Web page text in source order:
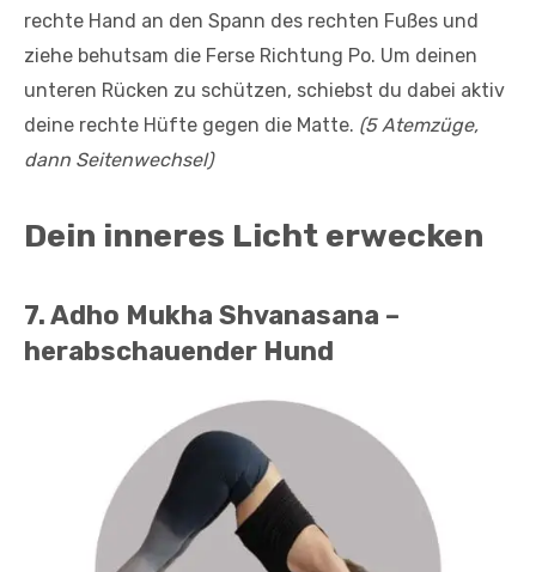
rechte Hand an den Spann des rechten Fußes und
ziehe behutsam die Ferse Richtung Po. Um deinen
unteren Rücken zu schützen, schiebst du dabei aktiv
deine rechte Hüfte gegen die Matte. (5 Atemzüge,
dann Seitenwechsel)
Dein inneres Licht erwecken
7. Adho Mukha Shvanasana –
herabschauender Hund